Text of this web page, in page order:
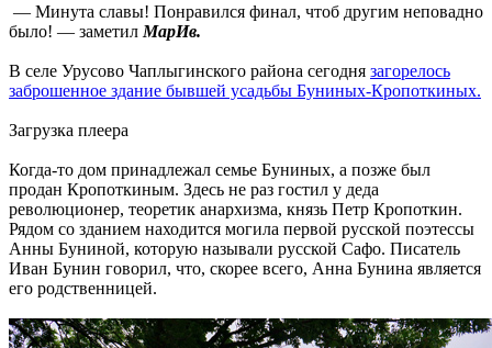
— Минута славы! Понравился финал, чтоб другим неповадно
было! — заметил МарИв.
В селе Урусово Чаплыгинского района сегодня загорелось
заброшенное здание бывшей усадьбы Буниных-Кропоткиных.
Загрузка плеера
Когда-то дом принадлежал семье Буниных, а позже был
продан Кропоткиным. Здесь не раз гостил у деда
революционер, теоретик анархизма, князь Петр Кропоткин.
Рядом со зданием находится могила первой русской поэтессы
Анны Буниной, которую называли русской Сафо. Писатель
Иван Бунин говорил, что, скорее всего, Анна Бунина является
его родственницей.